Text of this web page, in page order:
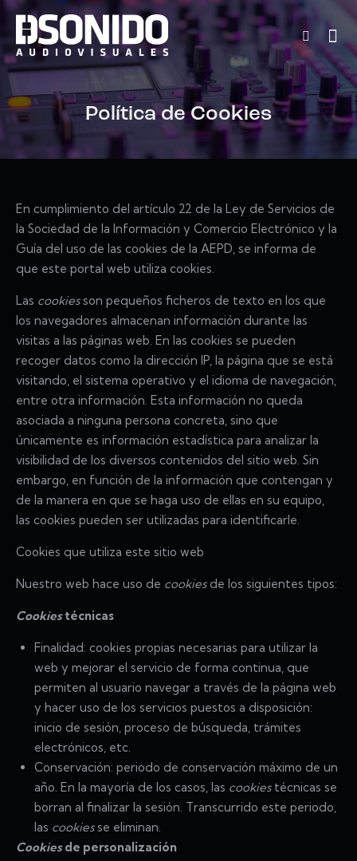
Política de Cookies
En cumplimiento del artículo 22 de la Ley de Servicios de
la Sociedad de la Información y Comercio Electrónico y la
Guía del uso de las cookies de la AEPD, se informa de
que este portal web utiliza cookies.
Las cookiesson pequeños ficheros de texto en los que
los navegadores almacenan información durante las
visitas a las páginas web. En las cookies se pueden
recoger datos como la dirección IP, la página que se está
visitando, el sistema operativo y el idioma de navegación,
entre otra información. Esta información no queda
asociada a ninguna persona concreta, sino que
únicamente es información estadística para analizar la
visibilidad de los diversos contenidos del sitio web. Sin
embargo, en función de la información que contengan y
de la manera en que se haga uso de ellas en su equipo,
las cookies pueden ser utilizadas para identificarle.
Cookies que utiliza este sitio web
Nuestro web hace uso de cookiesde los siguientes tipos:
Cookiestécnicas
Finalidad: cookies propias necesarias para utilizar la
web y mejorar el servicio de forma continua, que
permiten al usuario navegar a través de la página web
y hacer uso de los servicios puestos a disposición:
inicio de sesión, proceso de búsqueda, trámites
electrónicos, etc.
Conservación: periodo de conservación máximo de un
año. En la mayoría de los casos, las cookiestécnicas se
borran al finalizar la sesión. Transcurrido este periodo,
las cookiesse eliminan.
Cookiesde personalización